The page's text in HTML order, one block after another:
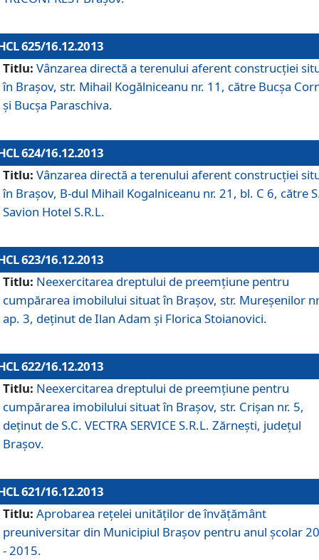
625/16.12.2013
Titlu: Vânzarea directă a terenului aferent construcţiei
în Braşov, str. Mihail Kogălniceanu nr. 11, către Bucşa
şi Bucşa Paraschiva.
624/16.12.2013
Titlu: Vânzarea directă a terenului aferent construcţiei
în Braşov, B-dul Mihail Kogalniceanu nr. 21, bl. C 6, către
Savion Hotel S.R.L.
623/16.12.2013
Titlu: Neexercitarea dreptului de preemţiune pentru
cumpărarea imobilului situat în Braşov, str. Mureşenilor
ap. 3, deţinut de Ilan Adam şi Florica Stoianovici.
622/16.12.2013
Titlu: Neexercitarea dreptului de preemţiune pentru
cumpărarea imobilului situat în Braşov, str. Crişan nr. 5,
deţinut de S.C. VECTRA SERVICE S.R.L. Zărneşti, judeţul
Braşov.
621/16.12.2013
Titlu: Aprobarea reţelei unităţilor de învăţământ
preuniversitar din Municipiul Braşov pentru anul şcolar
- 2015.